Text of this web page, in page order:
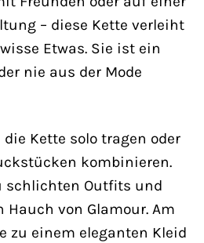
– diese Kette verleiht
Etwas. Sie ist ein
nie aus der Mode
Kette solo tragen oder
kombinieren.
schlichten Outfits und
von Glamour. Am
zu einem eleganten Kleid